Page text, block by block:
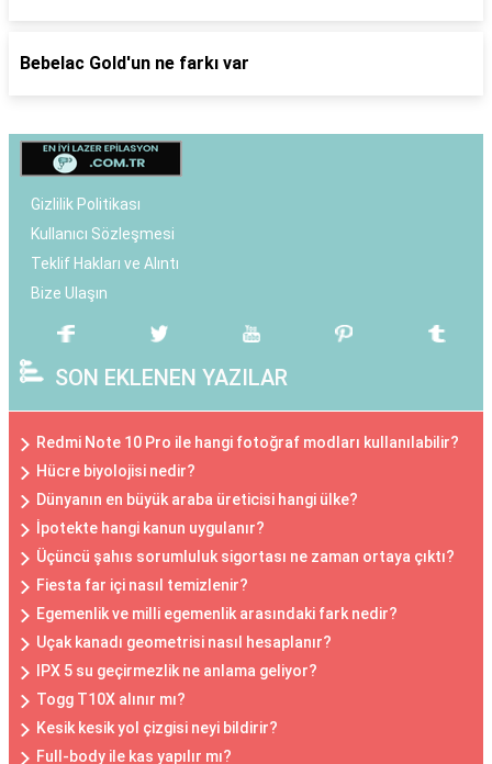
Bebelac Gold'un ne farkı var
Gizlilik Politikası
Kullanıcı Sözleşmesi
Teklif Hakları ve Alıntı
Bize Ulaşın
SON EKLENEN YAZILAR
Redmi Note 10 Pro ile hangi fotoğraf modları kullanılabilir?
Hücre biyolojisi nedir?
Dünyanın en büyük araba üreticisi hangi ülke?
İpotekte hangi kanun uygulanır?
Üçüncü şahıs sorumluluk sigortası ne zaman ortaya çıktı?
Fiesta far içi nasıl temizlenir?
Egemenlik ve milli egemenlik arasındaki fark nedir?
Uçak kanadı geometrisi nasıl hesaplanır?
IPX 5 su geçirmezlik ne anlama geliyor?
Togg T10X alınır mı?
Kesik kesik yol çizgisi neyi bildirir?
Full-body ile kas yapılır mı?